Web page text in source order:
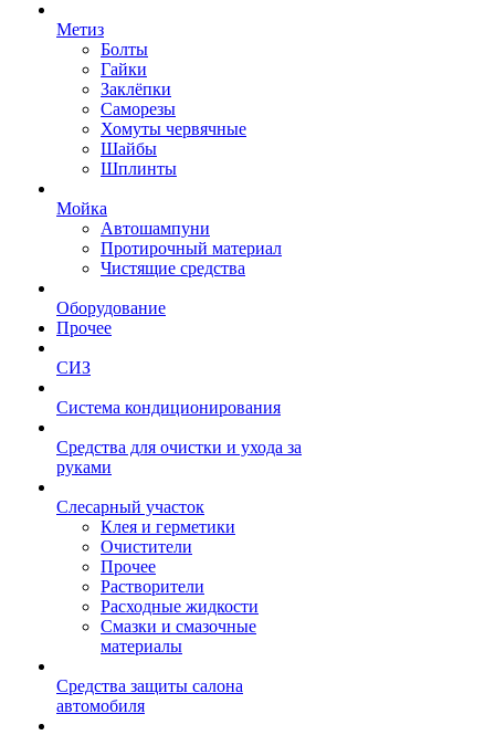
Метиз
Болты
Гайки
Заклёпки
Саморезы
Хомуты червячные
Шайбы
Шплинты
Мойка
Автошампуни
Протирочный материал
Чистящие средства
Оборудование
Прочее
СИЗ
Система кондиционирования
Средства для очистки и ухода за
руками
Слесарный участок
Клея и герметики
Очистители
Прочее
Растворители
Расходные жидкости
Смазки и смазочные
материалы
Средства защиты салона
автомобиля